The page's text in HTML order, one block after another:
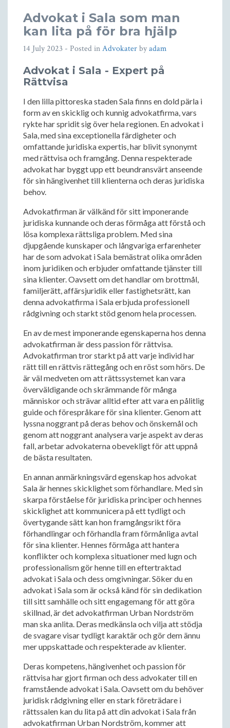
Advokat i Sala som man
kan lita på för bra hjälp
14 July 2023 - Posted inAdvokaterbyadam
Advokat i Sala - Expert på
Rättvisa
I den lilla pittoreska staden Sala finns en dold pärla i
form av en skicklig och kunnig advokatfirma, vars
rykte har spridit sig över hela regionen. En advokat i
Sala, med sina exceptionella färdigheter och
omfattande juridiska expertis, har blivit synonymt
med rättvisa och framgång. Denna respekterade
advokat har byggt upp ett beundransvärt anseende
för sin hängivenhet till klienterna och deras juridiska
behov.
Advokatfirman är välkänd för sitt imponerande
juridiska kunnande och deras förmåga att förstå och
lösa komplexa rättsliga problem. Med sina
djupgående kunskaper och långvariga erfarenheter
har de som advokat i Sala bemästrat olika områden
inom juridiken och erbjuder omfattande tjänster till
sina klienter. Oavsett om det handlar om brottmål,
familjerätt, affärsjuridik eller fastighetsrätt, kan
denna advokatfirma i Sala erbjuda professionell
rådgivning och starkt stöd genom hela processen.
En av de mest imponerande egenskaperna hos denna
advokatfirman är dess passion för rättvisa.
Advokatfirman tror starkt på att varje individ har
rätt till en rättvis rättegång och en röst som hörs. De
är väl medveten om att rättssystemet kan vara
överväldigande och skrämmande för många
människor och strävar alltid efter att vara en pålitlig
guide och förespråkare för sina klienter. Genom att
lyssna noggrant på deras behov och önskemål och
genom att noggrant analysera varje aspekt av deras
fall, arbetar advokaterna obevekligt för att uppnå
de bästa resultaten.
En annan anmärkningsvärd egenskap hos advokat
Sala är hennes skicklighet som förhandlare. Med sin
skarpa förståelse för juridiska principer och hennes
skicklighet att kommunicera på ett tydligt och
övertygande sätt kan hon framgångsrikt föra
förhandlingar och förhandla fram förmånliga avtal
för sina klienter. Hennes förmåga att hantera
konflikter och komplexa situationer med lugn och
professionalism gör henne till en eftertraktad
advokat i Sala och dess omgivningar. Söker du en
advokat i Sala som är också känd för sin dedikation
till sitt samhälle och sitt engagemang för att göra
skillnad, är det advokatfirman Urban Nordström
man ska anlita. Deras medkänsla och vilja att stödja
de svagare visar tydligt karaktär och gör dem ännu
mer uppskattade och respekterade av klienter.
Deras kompetens, hängivenhet och passion för
rättvisa har gjort firman och dess advokater till en
framstående advokat i Sala. Oavsett om du behöver
juridisk rådgivning eller en stark företrädare i
rättssalen kan du lita på att din advokat i Sala från
advokatfirman Urban Nordström, kommer att